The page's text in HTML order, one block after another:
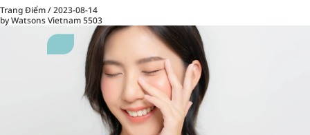
Trang Điểm/2023-08-14
by Watsons Vietnam5503